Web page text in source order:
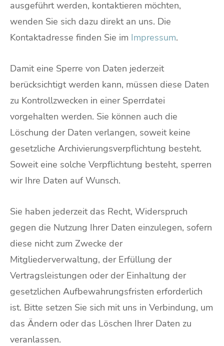
ausgeführt werden, kontaktieren möchten,
wenden Sie sich dazu direkt an uns. Die
Kontaktadresse finden Sie im Impressum.
Damit eine Sperre von Daten jederzeit
berücksichtigt werden kann, müssen diese Daten
zu Kontrollzwecken in einer Sperrdatei
vorgehalten werden. Sie können auch die
Löschung der Daten verlangen, soweit keine
gesetzliche Archivierungsverpflichtung besteht.
Soweit eine solche Verpflichtung besteht, sperren
wir Ihre Daten auf Wunsch.
Sie haben jederzeit das Recht, Widerspruch
gegen die Nutzung Ihrer Daten einzulegen, sofern
diese nicht zum Zwecke der
Mitgliederverwaltung, der Erfüllung der
Vertragsleistungen oder der Einhaltung der
gesetzlichen Aufbewahrungsfristen erforderlich
ist. Bitte setzen Sie sich mit uns in Verbindung, um
das Ändern oder das Löschen Ihrer Daten zu
veranlassen.